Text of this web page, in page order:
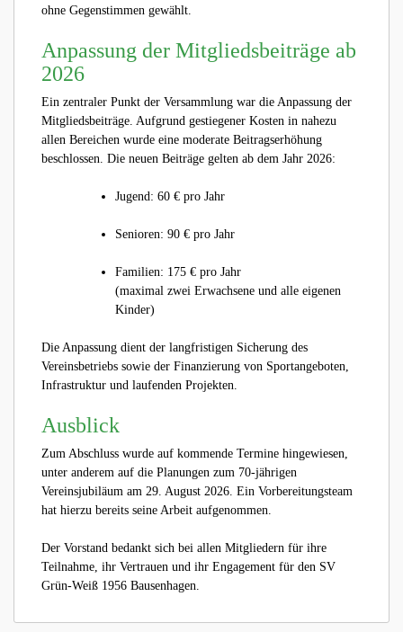
ohne Gegenstimmen gewählt.
Anpassung der Mitgliedsbeiträge ab
2026
Ein zentraler Punkt der Versammlung war die Anpassung der
Mitgliedsbeiträge. Aufgrund gestiegener Kosten in nahezu
allen Bereichen wurde eine moderate Beitragserhöhung
beschlossen. Die neuen Beiträge gelten ab dem Jahr 2026:
Jugend: 60 € pro Jahr
Senioren: 90 € pro Jahr
Familien: 175 € pro Jahr
(maximal zwei Erwachsene und alle eigenen
Kinder)
Die Anpassung dient der langfristigen Sicherung des
Vereinsbetriebs sowie der Finanzierung von Sportangeboten,
Infrastruktur und laufenden Projekten.
Ausblick
Zum Abschluss wurde auf kommende Termine hingewiesen,
unter anderem auf die Planungen zum 70-jährigen
Vereinsjubiläum am 29. August 2026. Ein Vorbereitungsteam
hat hierzu bereits seine Arbeit aufgenommen.
Der Vorstand bedankt sich bei allen Mitgliedern für ihre
Teilnahme, ihr Vertrauen und ihr Engagement für den SV
Grün-Weiß 1956 Bausenhagen.